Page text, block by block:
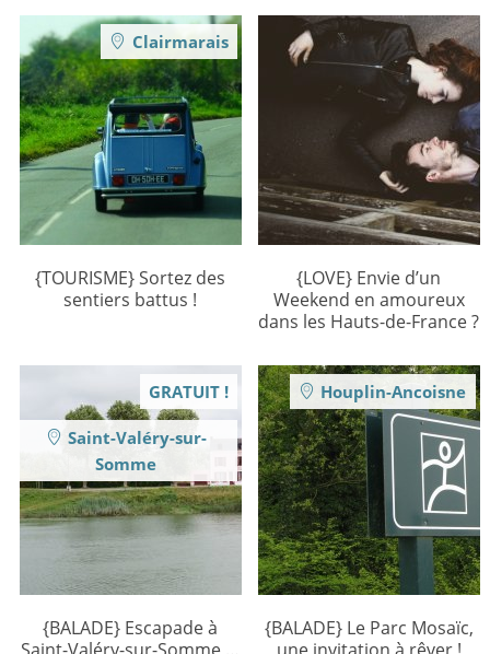
{TOURISME} Sortez des
sentiers battus !
Clairmarais
{LOVE} Envie d’un
Weekend en amoureux
dans les Hauts-de-France ?
{BALADE} Escapade à
GRATUIT !
Saint-Valéry-sur-
Somme
{BALADE} Le Parc Mosaïc,
Houplin-Ancoisne